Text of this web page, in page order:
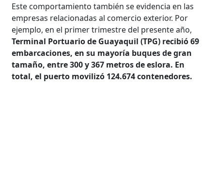
Este comportamiento también se evidencia en las
empresas relacionadas al comercio exterior. Por
ejemplo, en el primer trimestre del presente año,
Terminal Portuario de Guayaquil (TPG) recibió 69
embarcaciones, en su mayoría buques de gran
tamaño, entre 300 y 367 metros de eslora. En
total, el puerto movilizó 124.674 contenedores.